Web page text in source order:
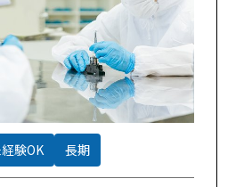
験OK 長期